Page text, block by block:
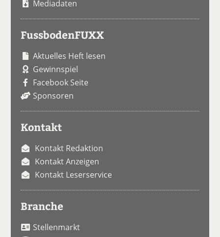
Mediadaten
FussbodenFUXX
Aktuelles Heft lesen
Gewinnspiel
Facebook Seite
Sponsoren
Kontakt
Kontakt Redaktion
Kontakt Anzeigen
Kontakt Leserservice
Branche
Stellenmarkt